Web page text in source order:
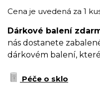
Cena je uvedená za 1
Dárkové balení
nás dostanete
dárkovém balení,
Péče o sklo